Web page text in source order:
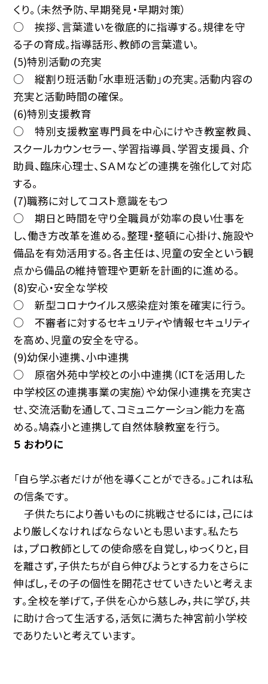
くり。（未然予防、早期発見・早期対策）
○ 挨拶、言葉遣いを徹底的に指導する。規律を守
る子の育成。指導話形、教師の言葉遣い。
(5)特別活動の充実
○ 縦割り班活動「水車班活動」の充実。活動内容の
充実と活動時間の確保。
(6)特別支援教育
○ 特別支援教室専門員を中心にけやき教室教員、
スクールカウンセラー、学習指導員、学習支援員、 介
助員、臨床心理士、ＳＡＭなどの連携を強化して対応
する。
(7)職務に対してコスト意識をもつ
○ 期日と時間を守り全職員が効率の良い仕事を
し、働き方改革を進める。整理・整頓に心掛け、施設や
備品を有効活用する。各主任は、児童の安全という観
点から備品の維持管理や更新を計画的に進める。
(8)安心・安全な学校
○ 新型コロナウイルス感染症対策を確実に行う。
○ 不審者に対するセキュリティや情報セキュリティ
を高め、児童の安全を守る。
(9)幼保小連携、小中連携
○ 原宿外苑中学校との小中連携（ICTを活用した
中学校区の連携事業の実施）や幼保小連携を充実さ
せ、交流活動を通して、コミュニケーション能力を高
める。鳩森小と連携して自然体験教室を行う。
５ おわりに
「自ら学ぶ者だけが他を導くことができる。」これは私
の信条です。
子供たちにより善いものに挑戦させるには，己には
より厳しくなければならないとも思います。私たち
は，プロ教師としての使命感を自覚し，ゆっくりと，目
を離さず，子供たちが自ら伸びようとする力をさらに
伸ばし，その子の個性を開花させていきたいと考えま
す。全校を挙げて，子供を心から慈しみ，共に学び，共
に助け合って生活する，活気に満ちた神宮前小学校
でありたいと考えています。